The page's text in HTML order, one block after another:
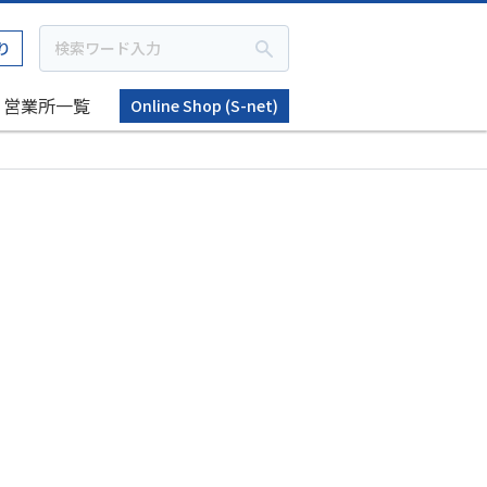
営業所一覧
Online Shop (S-net)